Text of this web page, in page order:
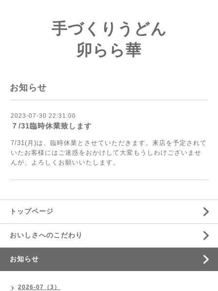
手づくりうどん
卯らら華
お知らせ
2023-07-30 22:31:00
７/31臨時休業致します
7/31(月)は、臨時休業とさせていただきます。来店を予定されて
いたお客様にはご迷惑をおかけして大変もうしわけございませ
んが、よろしくお願いいたします。
トップページ
おいしさへのこだわり
お知らせ
2026-07（3）